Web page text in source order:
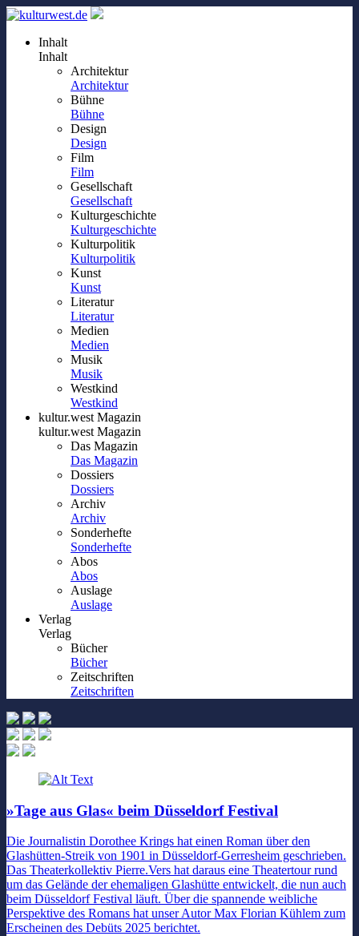
Inhalt
Inhalt
Architektur
Architektur
Bühne
Bühne
Design
Design
Film
Film
Gesellschaft
Gesellschaft
Kulturgeschichte
Kulturgeschichte
Kulturpolitik
Kulturpolitik
Kunst
Kunst
Literatur
Literatur
Medien
Medien
Musik
Musik
Westkind
Westkind
kultur.west Magazin
kultur.west Magazin
Das Magazin
Das Magazin
Dossiers
Dossiers
Archiv
Archiv
Sonderhefte
Sonderhefte
Abos
Abos
Auslage
Auslage
Verlag
Verlag
Bücher
Bücher
Zeitschriften
Zeitschriften
»Tage aus Glas« beim Düsseldorf Festival
Die Journalistin Dorothee Krings hat einen Roman über den
Glashütten-Streik von 1901 in Düsseldorf-Gerresheim geschrieben.
Das Theaterkollektiv Pierre.Vers hat daraus eine Theatertour rund
um das Gelände der ehemaligen Glashütte entwickelt, die nun auch
beim Düsseldorf Festival läuft. Über die spannende weibliche
Perspektive des Romans hat unser Autor Max Florian Kühlem zum
Erscheinen des Debüts 2025 berichtet.